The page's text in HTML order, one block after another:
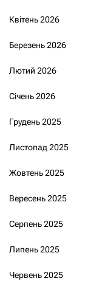
Квітень 2026
Березень 2026
Лютий 2026
Січень 2026
Грудень 2025
Листопад 2025
Жовтень 2025
Вересень 2025
Серпень 2025
Липень 2025
Червень 2025